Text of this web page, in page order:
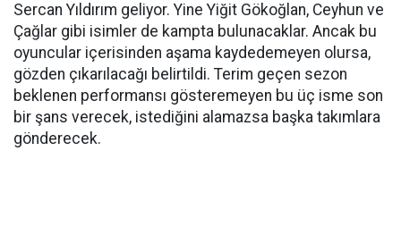
Sercan Yıldırım geliyor. Yine Yiğit Gökoğlan, Ceyhun ve
Çağlar gibi isimler de kampta bulunacaklar. Ancak bu
oyuncular içerisinden aşama kaydedemeyen olursa,
gözden çıkarılacağı belirtildi. Terim geçen sezon
beklenen performansı gösteremeyen bu üç isme son
bir şans verecek, istediğini alamazsa başka takımlara
gönderecek.